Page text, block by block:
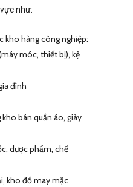
như:
kho hàng công nghiệp:
móc, thiết bị), kệ
đình
bán quần áo, giày
dược phẩm, chế
kho đồ may mặc